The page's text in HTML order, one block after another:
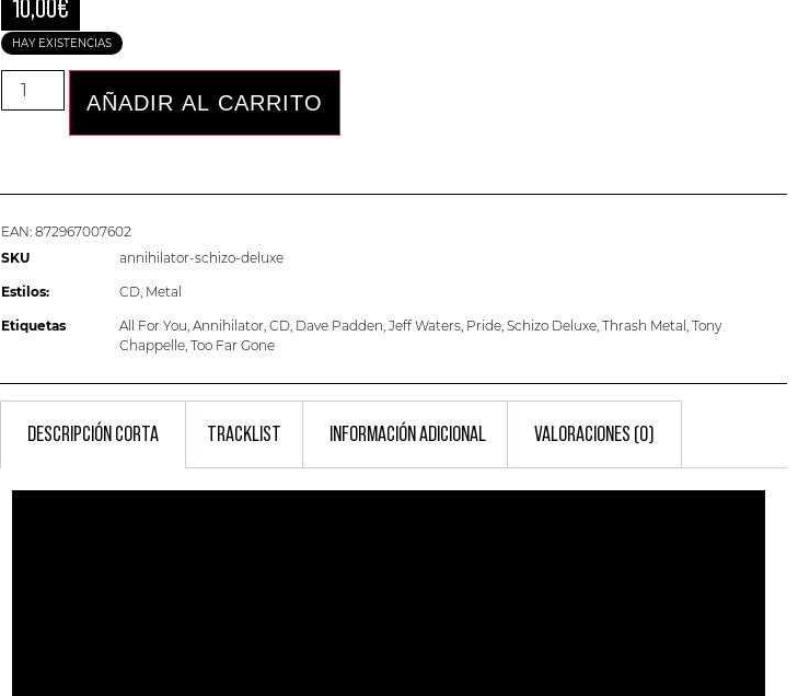
10,00€
HAY EXISTENCIAS
AÑADIR AL CARRITO
EAN: 872967007602
SKU
annihilator-schizo-deluxe
Estilos: CD, Metal
Etiquetas All For You, Annihilator, CD, Dave Padden, Jeff Waters, Pride, Schizo Deluxe, Thrash Metal , Tony
Chappelle, Too Far Gone
DESCRIPCIÓN CORTA TRACKLIST INFORMACIÓN ADICIONAL VALORACIONES (0)